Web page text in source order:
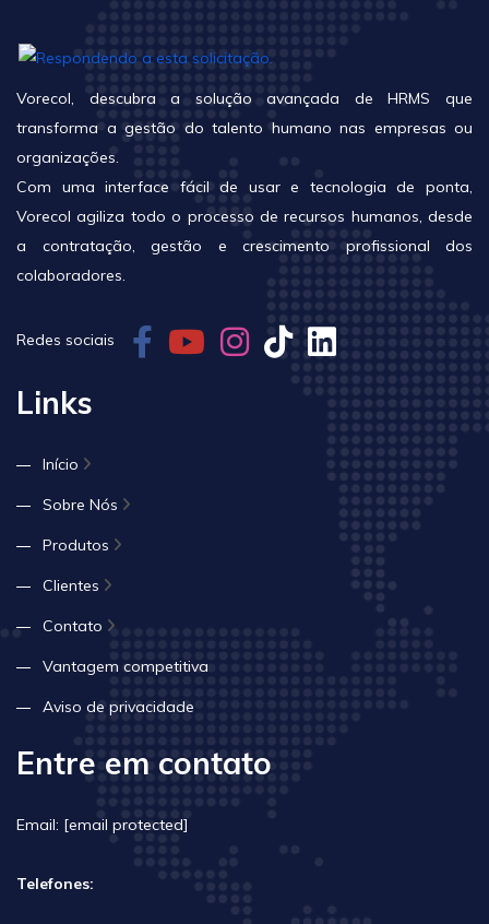
Vorecol, descubra a solução avançada de HRMS que
transforma a gestão do talento humano nas empresas ou
organizações.
Com uma interface fácil de usar e tecnologia de ponta,
Vorecol agiliza todo o processo de recursos humanos, desde
a contratação, gestão e crescimento profissional dos
colaboradores.
Redes sociais
Links
Início
Sobre Nós
Produtos
Clientes
Contato
Vantagem competitiva
Aviso de privacidade
Entre em contato
Email: [email protected]
Telefones: